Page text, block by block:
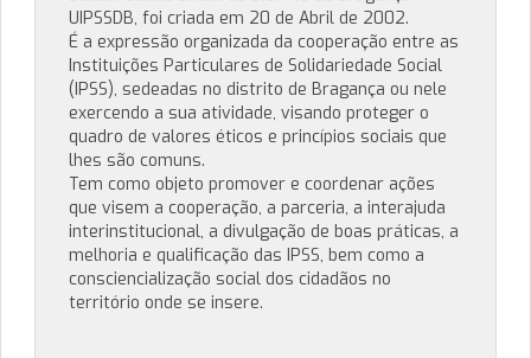
UIPSSDB, foi criada em 20 de Abril de 2002.
É a expressão organizada da cooperação entre as
Instituições Particulares de Solidariedade Social
(IPSS), sedeadas no distrito de Bragança ou nele
exercendo a sua atividade, visando proteger o
quadro de valores éticos e princípios sociais que
lhes são comuns.
Tem como objeto promover e coordenar ações
que visem a cooperação, a parceria, a interajuda
interinstitucional, a divulgação de boas práticas, a
melhoria e qualificação das IPSS, bem como a
consciencialização social dos cidadãos no
território onde se insere.